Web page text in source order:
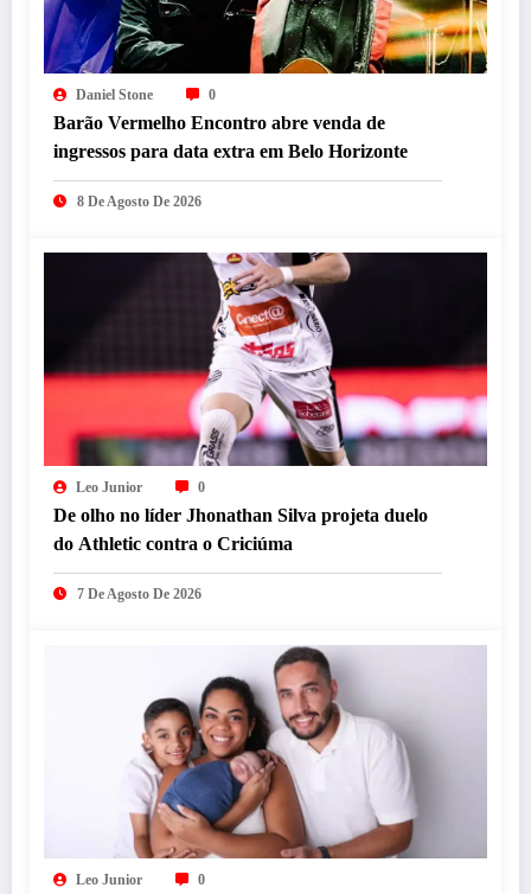
Daniel Stone 0
Barão Vermelho Encontro abre venda de
ingressos para data extra em Belo Horizonte
8 De Agosto De 2026
Leo Junior 0
De olho no líder Jhonathan Silva projeta duelo
do Athletic contra o Criciúma
7 De Agosto De 2026
Leo Junior 0